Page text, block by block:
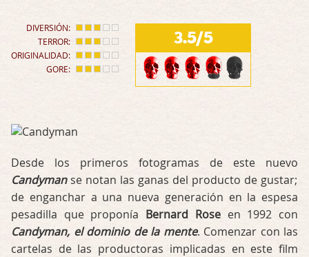
DIVERSIÓN:
TERROR:
ORIGINALIDAD:
GORE:
3.5/5
Desde los primeros fotogramas de este nuevo
Candymanse notan las ganas del producto de gustar;
de enganchar a una nueva generación en la espesa
pesadilla que proponía Bernard Roseen 1992 con
Candyman, el dominio de la mente. Comenzar con las
cartelas de las productoras implicadas en este film